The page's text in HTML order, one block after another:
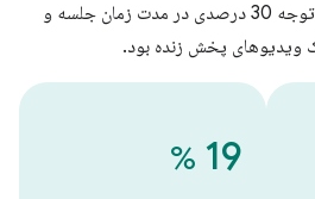
BILIBILI شاهد افزایش قابل توجه 30 درصدی در مدت زمان جلسه و
19
%